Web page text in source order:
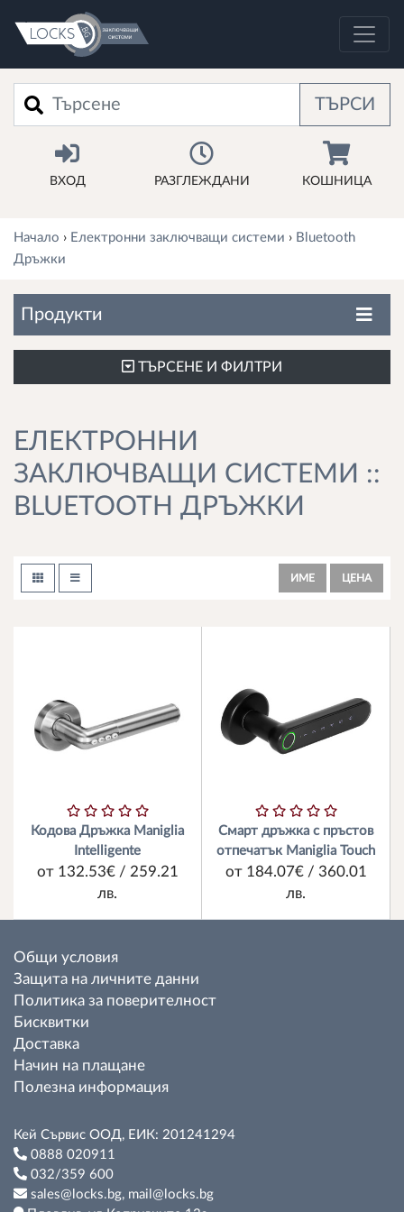
ТЪРСИ
ВХОД РАЗГЛЕЖДАНИ КОШНИЦА
Начало › Електронни заключващи системи › Bluetooth
Дръжки
Продукти
ТЪРСЕНЕ И ФИЛТРИ
ЕЛЕКТРОННИ
ЗАКЛЮЧВАЩИ СИСТЕМИ ::
BLUETOOTH ДРЪЖКИ
ИМЕ ЦЕНА
Кодова Дръжка Maniglia
Intelligente
от 132.53€ / 259.21
лв.
Смарт дръжка с пръстов
отпечатък Maniglia Touch
от 184.07€ / 360.01
лв.
Общи условия
Защита на личните данни
Политика за поверителност
Бисквитки
Доставка
Начин на плащане
Полезна информация
Кей Сървис ООД, ЕИК: 201241294
0888 020911
032/359 600
sales@locks.bg, mail@locks.bg